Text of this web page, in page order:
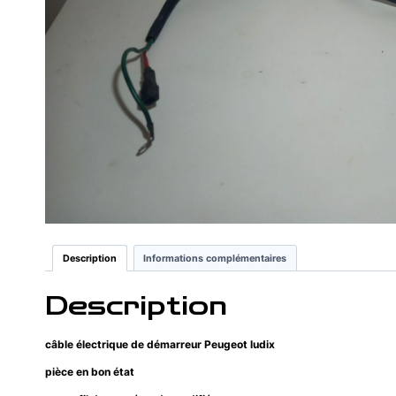
Description Informations complémentaires
Description
câble électrique de démarreur Peugeot ludix
pièce en bon état